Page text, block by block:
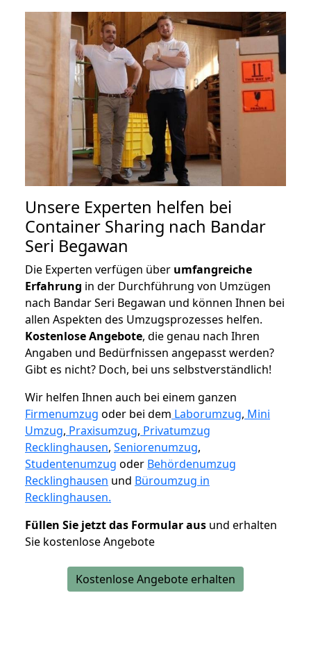
Unsere Experten helfen bei
Container Sharing nach Bandar
Seri Begawan
Die Experten verfügen über umfangreiche
Erfahrung in der Durchführung von Umzügen
nach Bandar Seri Begawan und können Ihnen bei
allen Aspekten des Umzugsprozesses helfen.
Kostenlose Angebote, die genau nach Ihren
Angaben und Bedürfnissen angepasst werden?
Gibt es nicht? Doch, bei uns selbstverständlich!
Wir helfen Ihnen auch bei einem ganzen
Firmenumzug oder bei dem Laborumzug, Mini
Umzug, Praxisumzug, Privatumzug
Recklinghausen, Seniorenumzug,
Studentenumzug oder Behördenumzug
Recklinghausen und Büroumzug in
Recklinghausen.
Füllen Sie jetzt das Formular aus und erhalten
Sie kostenlose Angebote
Kostenlose Angebote erhalten